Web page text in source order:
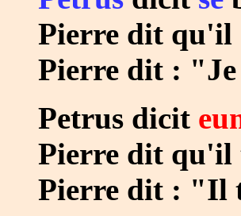
Pierre dit
Pierre dit :
Petrus dicit
Pierre dit qu'il
Pierre dit : "Il